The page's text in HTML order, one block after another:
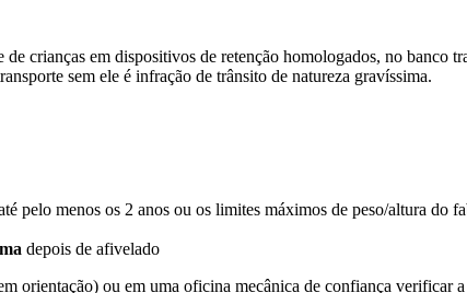
crianças em dispositivos de retenção homologados, no banco
sem ele é infração de trânsito de natureza gravíssima.
pelo menos os 2 anos ou os limites máximos de peso/altura do
depois de afivelado
orientação) ou em uma oficina mecânica de confiança verificar a